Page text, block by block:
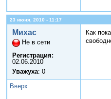
23 июня, 2010 - 11:17
Михас
Не в сети
Регистрация:
02.06.2010
Уважуха: 0
Как
Вверх